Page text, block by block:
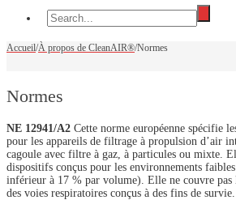
Accueil/À propos de CleanAIR®/Normes
Normes
NE 12941/A2 Cette norme européenne spécifie
pour les appareils de filtrage à propulsion d’air
cagoule avec filtre à gaz, à particules ou mixte.
dispositifs conçus pour les environnements
inférieur à 17 % par volume). Elle ne couvre pas
des voies respiratoires conçus à des fins de survie.